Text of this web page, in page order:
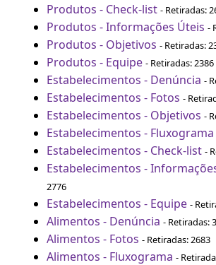
Produtos - Check-list - Retiradas:
Produtos - Informações Úteis -
Produtos - Objetivos - Retiradas:
Produtos - Equipe - Retiradas: 2386
Estabelecimentos - Denúncia -
Estabelecimentos - Fotos -
Estabelecimentos - Objetivos -
Estabelecimentos - Fluxograma
Estabelecimentos - Check-list -
Estabelecimentos -
2776
Estabelecimentos - Equipe -
Alimentos - Denúncia - Retiradas:
Alimentos - Fotos - Retiradas: 2683
Alimentos - Fluxograma -